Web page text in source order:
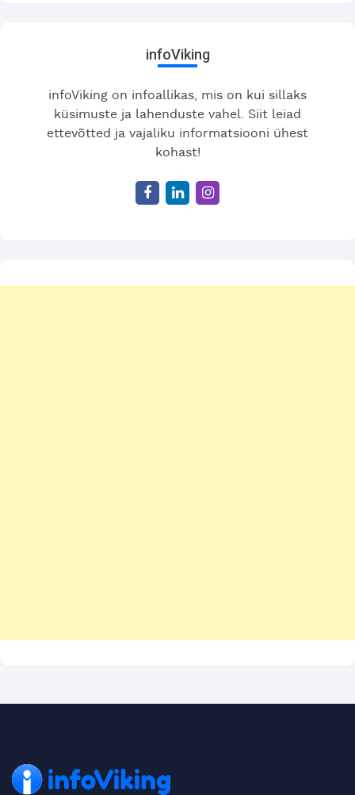
infoViking
infoViking on infoallikas, mis on kui sillaks
küsimuste ja lahenduste vahel. Siit leiad
ettevõtted ja vajaliku informatsiooni ühest
kohast!